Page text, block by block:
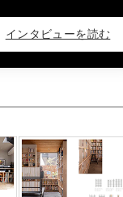
インタビューを読む